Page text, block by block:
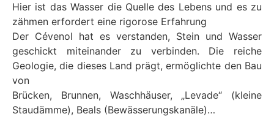
Hier ist das Wasser die Quelle des Lebens und es zu
zähmen erfordert eine rigorose Erfahrung
Der Cévenol hat es verstanden, Stein und Wasser
geschickt miteinander zu verbinden. Die reiche
Geologie, die dieses Land prägt, ermöglichte den Bau
von
Brücken, Brunnen, Waschhäuser, „Levade“ (kleine
Staudämme), Beals (Bewässerungskanäle)…